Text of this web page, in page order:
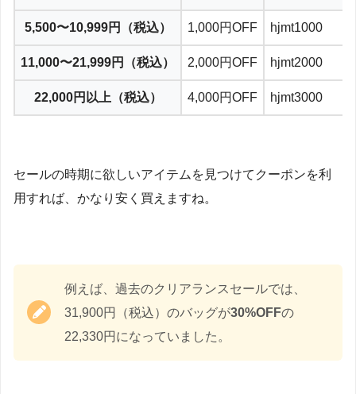
5,500〜10,999円（税込） 1,000円OFF hjmt1000
11,000〜21,999円（税込） 2,000円OFF hjmt2000
22,000円以上（税込） 4,000円OFF hjmt3000
セールの時期に欲しいアイテムを見つけてクーポンを利
用すれば、かなり安く買えますね。
例えば、過去のクリアランスセールでは、
31,900円（税込）のバッグが30%OFFの
22,330円になっていました。